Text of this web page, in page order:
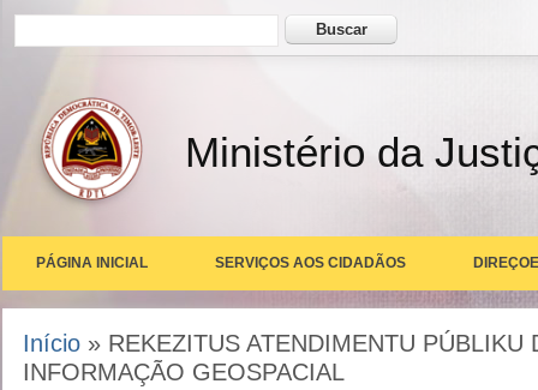
Formulário de busca Buscar
Ministério da
PÁGINA INICIAL SERVIÇOS AOS CIDADÃOS
Você está aqui
Início » REKEZITUS ATENDIMENTU PÚBLIKU
INFORMAÇÃO GEOSPACIAL